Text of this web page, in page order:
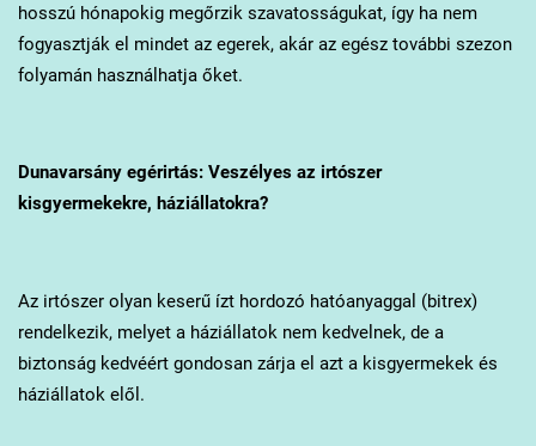
hosszú hónapokig megőrzik szavatosságukat, így ha nem
fogyasztják el mindet az egerek, akár az egész további szezon
folyamán használhatja őket.
Dunavarsányegérirtás: Veszélyes az irtószer
kisgyermekekre, háziállatokra?
Az irtószer olyan keserű ízt hordozó hatóanyaggal (bitrex)
rendelkezik, melyet a háziállatok nem kedvelnek, de a
biztonság kedvéért gondosan zárja el azt a kisgyermekek és
háziállatok elől.